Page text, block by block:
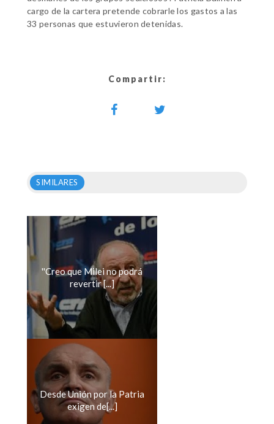
cargo de la cartera pretende cobrarle los gastos a las
33 personas que estuvieron detenidas.
Compartir:
SIMILARES
''Creo que Milei no podrá
revertir [...]
Desde Unión por la Patria
exigen de[...]